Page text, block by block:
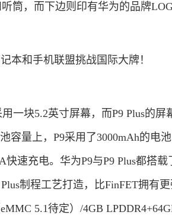
筒，而下边则印有华为的品牌
一块5.2英寸屏幕，而P9 Plus的
容量上，P9采用了3000mAh的电
快速充电。华为P9与P9 Plus都搭
制程工艺打造，比FinFET拥有
5.1待定）/4GB